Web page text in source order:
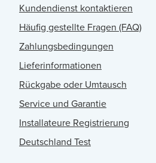
Kundendienst kontaktieren
Häufig gestellte Fragen (FAQ)
Zahlungsbedingungen
Lieferinformationen
Rückgabe oder Umtausch
Service und Garantie
Installateure Registrierung
Deutschland Test